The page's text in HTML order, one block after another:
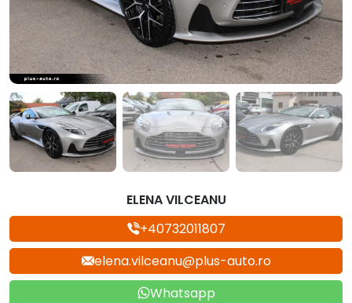
Contact
ELENA VILCEANU
+40732011807
elena.vilceanu@plus-auto.ro
Whatsapp